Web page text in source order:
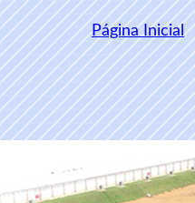
Página Inicial